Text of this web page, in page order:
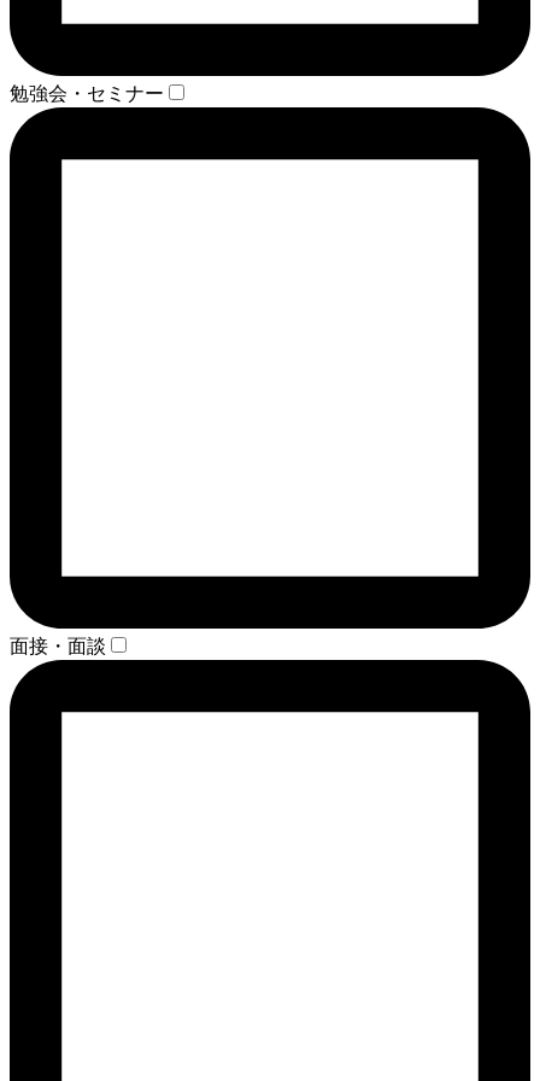
勉強会・セミナー
面接・面談